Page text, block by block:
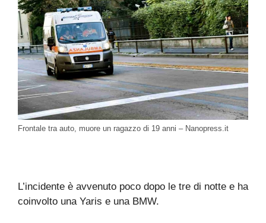
Frontale tra auto, muore un ragazzo di 19 anni – Nanopress.it
L’incidente è avvenuto poco dopo le tre di notte e ha
coinvolto una Yaris e una BMW.